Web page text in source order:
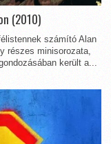
(2010)
számító Alan
részes minisorozata,
került a...